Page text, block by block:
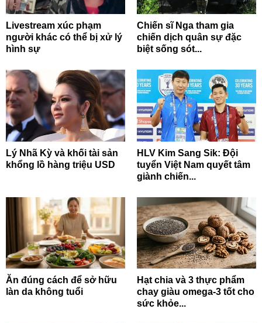
Livestream xúc phạm
người khác có thể bị xử lý
hình sự
Chiến sĩ Nga tham gia
chiến dịch quân sự đặc
biệt sống sót...
Lý Nhã Kỳ và khối tài sản
khổng lồ hàng triệu USD
HLV Kim Sang Sik: Đội
tuyển Việt Nam quyết tâm
giành chiến...
Ăn đúng cách để sở hữu
làn da không tuổi
Hạt chia và 3 thực phẩm
chay giàu omega-3 tốt cho
sức khỏe...